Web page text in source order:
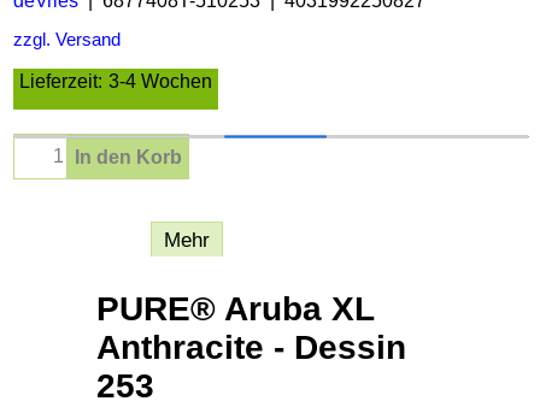
zzgl. Versand
Lieferzeit: 3-4 Wochen
In den Korb
Mehr
PURE® Aruba XL
Anthracite - Dessin
253